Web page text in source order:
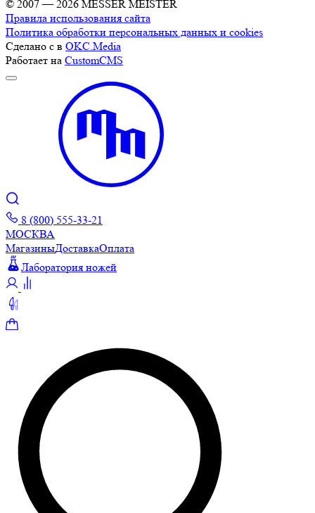
© 2007 — 2026 MESSER MEISTER
Правила использования сайта
Политика обработки персональных данных и cookies
Сделано с в OKC.Media
Работает на CustomCMS
8 (800) 555-33-21
МОСКВА
МагазиныДоставкаОплата
Лаборатория ножей